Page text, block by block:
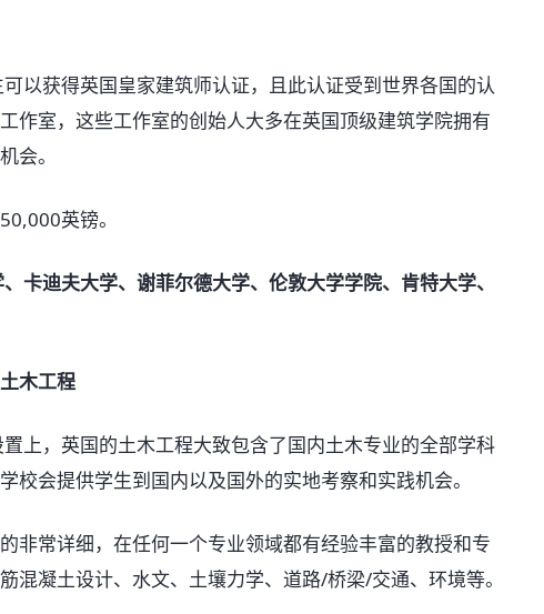
以获得英国皇家建筑师认证，且此认证受到世界各国的认
作室，这些工作室的创始人大多在英国顶级建筑学院拥有
会。
英镑。
卡迪夫大学、谢菲尔德大学、伦敦大学学院、肯特大学、
木工程
，英国的土木工程大致包含了国内土木专业的全部学科
校会提供学生到国内以及国外的实地考察和实践机会。
常详细，在任何一个专业领域都有经验丰富的教授和专
混凝土设计、水文、土壤力学、道路/桥梁/交通、环境等。